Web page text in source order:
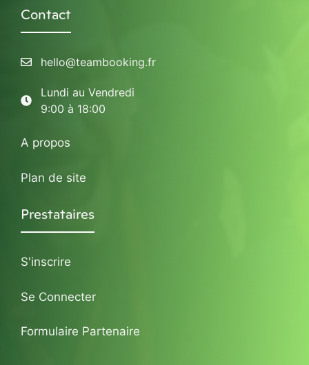
Contact
hello@teambooking.fr
Lundi au Vendredi
9:00 à 18:00
A propos
Plan de site
Prestataires
S'inscrire
Se Connecter
Formulaire Partenaire